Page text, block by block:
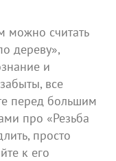
считать
дереву»,
и
все
перед большим
про «Резьба
просто
к его